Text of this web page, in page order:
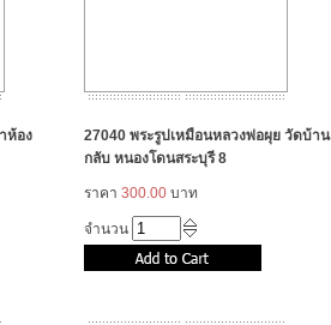
ห้อง
27040 พระรูปเหมือนหลวงพ่อผุย วัดบ้าน
กลับ หนองโดนสระบุรี 8
ราคา 300.00 บาท
จำนวน